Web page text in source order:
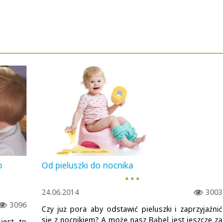
3096
Od pieluszki do nocnika
▪ ▪ ▪
3003
24.06.2014
Czy już pora aby odstawić pieluszki i zaprzyjaźnić
się z nocnikiem? A może nasz Bąbel jest jeszcze za